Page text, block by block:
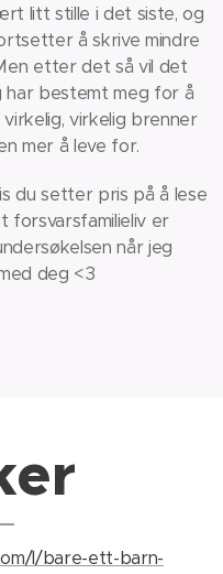
litt stille i det siste, og
å skrive mindre
etter det så vil det
har bestemt meg for å
virkelig brenner
mer å leve for.
du setter pris på å lese
forsvarsfamilieliv er
når jeg
deg <3
l/bare-ett-barn-